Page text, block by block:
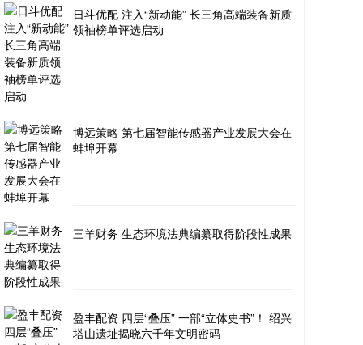
日斗优配 注入“新动能” 长三角高端装备新质
领袖榜单评选启动
博远策略 第七届智能传感器产业发展大会在
蚌埠开幕
三羊财务 生态环境法典编纂取得阶段性成果
盈丰配资 四层“叠压” 一部“立体史书”！ 绍兴
塔山遗址揭晓六千年文明密码